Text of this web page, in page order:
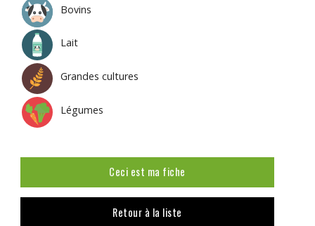
Bovins
Lait
Grandes cultures
Légumes
Ceci est ma fiche
Retour à la liste